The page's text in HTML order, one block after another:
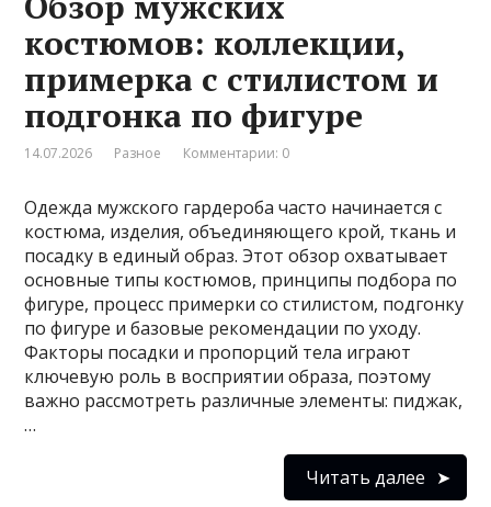
костюмов: коллекции,
примерка с стилистом и
подгонка по фигуре
14.07.2026 Разное Комментарии: 0
Одежда мужского гардероба часто начинается с
костюма, изделия, объединяющего крой, ткань и
посадку в единый образ. Этот обзор охватывает
основные типы костюмов, принципы подбора по
фигуре, процесс примерки со стилистом, подгонку
по фигуре и базовые рекомендации по уходу.
Факторы посадки и пропорций тела играют
ключевую роль в восприятии образа, поэтому
важно рассмотреть различные элементы: пиджак,
…
Читать далее